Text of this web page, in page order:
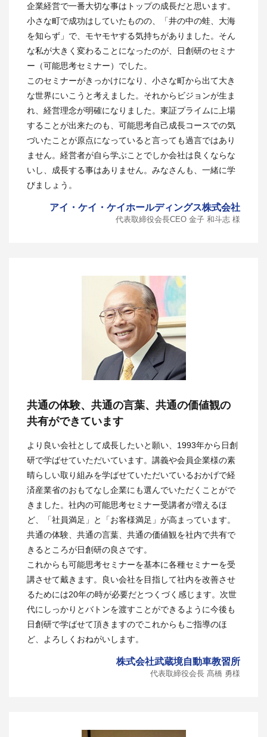
企業経営で一番大切な事はトップの成長だと思います。
小さな町で成功はしていたものの、「井の中の蛙、大海
を知らず」で、モヤモヤする気持ちがありました。そん
な私が大きく変わることになったのが、日創研のセミナ
ー（可能思考セミナー）でした。
このセミナーがきっかけになり、小さな町から出て大き
な世界にいこうと考えました。それからビジョンが生ま
れ、経営理念が明確になりました。東証プライムに上場
することが出来たのも、可能思考自己成長コースでの気
づいたことが原点になっていると言っても過言ではあり
ません。経営者が自ら学ぶことでしか会社は良くならな
いし、成長する事はありません。みなさんも、一緒に学
びましょう。
アイ・ケイ・ケイホールディングス株式会社
代表取締役会長CEO 金子 和斗志 様
共通の体験、共通の言葉、共通の価値観の
共有ができています
より良い会社として成長したいと願い、1993年から日創
研で学ばせていただいています。講義や会員企業様の素
晴らしい取り組みを学ばせていただいているおかげで経
済産業省のおもてなし企業にも選んでいただくことがで
きました。社内の可能思考セミナー受講者が増えるほ
ど、「社員満足」と「お客様満足」が高まっています。
共通の体験、共通の言葉、共通の価値観を社内で共有で
きるところが日創研の良さです。
これからも可能思考セミナーを基本に各種セミナーを受
講させて戴きます。良い会社を目指して社内を改善させ
るためには20年の時が必要だとつくづく感じます。次世
代にしっかりとバトンを渡すことができるように今後も
日創研で学ばせて頂きますのでこれからもご指導のほ
ど、よろしくおねがいします。
株式会社武蔵境自動車教習所
代表取締役会長 髙橋 勇様